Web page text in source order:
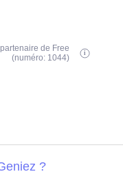
de Free
(numéro: 1044)
?